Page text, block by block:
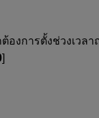
องการตั้งช่วงเวลา
]